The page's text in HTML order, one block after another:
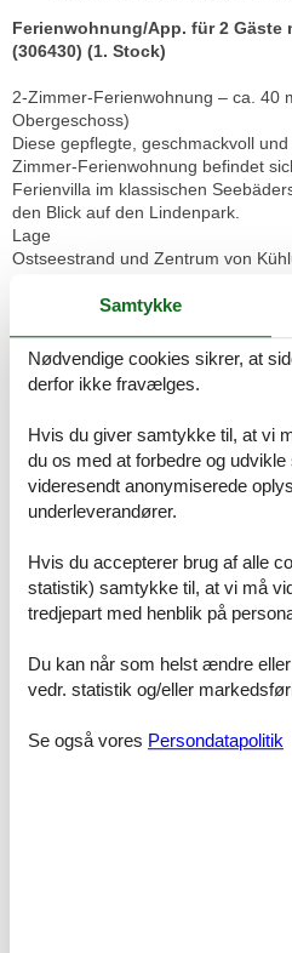
Ferienwohnung/App. für 2 Gäste
(306430) (1. Stock)
2-Zimmer-Ferienwohnung – ca. 40
Obergeschoss)
Diese gepflegte, geschmackvoll
Zimmer-Ferienwohnung befindet
Ferienvilla im klassischen
den Blick auf den Lindenpark.
Lage
Ostseestrand und Zentrum von
Im gemütlichen Wohnzimmer
und Sessel, ein Vitrinenschrank mit
großzügige Balkon mit Tisch und
Das ruhige Schlafzimmer ist mit
Doppelbett ausgestattet.
Küche [&] Bad
Die neuwertige Küche verfügt über
Das Bad bietet eine Dusche mit
Ausstattung [&] Hinweise
Laminatfußboden in den
Haustiere nicht erlaubt
Kostenfreier W-LAN Hotspot
Inklusiv
Samtykke
Nødvendige cookies sikrer, at
derfor ikke fravælges.
Hvis du giver samtykke til, at vi
du os med at forbedre og
videresendt anonymiserede
underleverandører.
Hvis du accepterer brug af alle
statistik) samtykke til, at vi må
tredjepart med henblik på
Du kan når som helst ændre
vedr. statistik og/eller
Se også vores Persondatapolitik